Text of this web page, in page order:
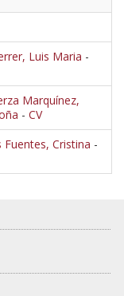
Luis Maria -
Marquínez,
- CV
Cristina -